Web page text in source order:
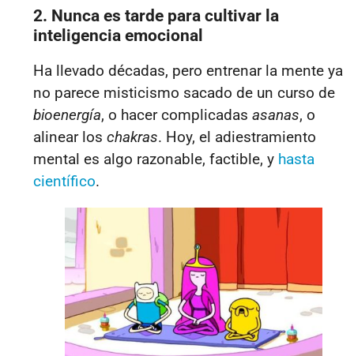
2. Nunca es tarde para cultivar la
inteligencia emocional
Ha llevado décadas, pero entrenar la mente ya
no parece misticismo sacado de un curso de
bioenergía, o hacer complicadas asanas, o
alinear los chakras. Hoy, el adiestramiento
mental es algo razonable, factible, y hasta
científico.